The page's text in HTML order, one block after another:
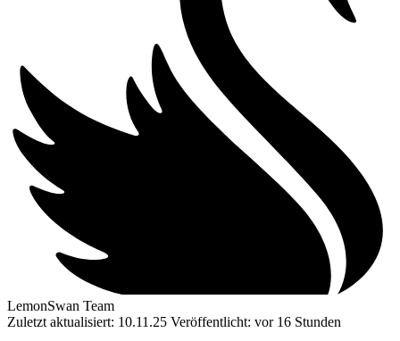
LemonSwan Team
Zuletzt aktualisiert: 10.11.25 Veröffentlicht: vor 16 Stunden